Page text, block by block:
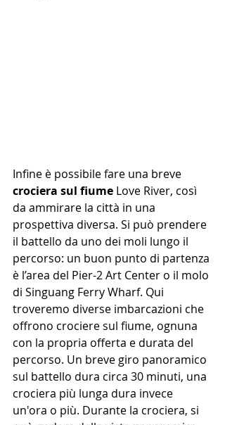
Infine è possibile fare una breve
crociera sul fiume Love River, così
da ammirare la città in una
prospettiva diversa. Si può prendere
il battello da uno dei moli lungo il
percorso: un buon punto di partenza
è l’area del Pier-2 Art Center o il molo
di Singuang Ferry Wharf. Qui
troveremo diverse imbarcazioni che
offrono crociere sul fiume, ognuna
con la propria offerta e durata del
percorso. Un breve giro panoramico
sul battello dura circa 30 minuti, una
crociera più lunga dura invece
un'ora o più. Durante la crociera, si